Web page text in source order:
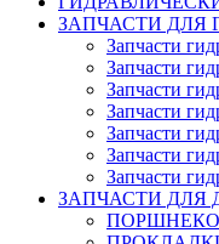
ЗАПЧАСТИ ДЛЯ
Запчасти
Запчасти
Запчасти
Запчасти
Запчасти
Запчасти
Запчасти
ЗАПЧАСТИ ДЛЯ